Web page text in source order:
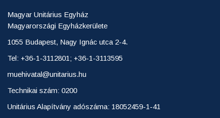
Magyar Unitárius Egyház
Magyarországi Egyházkerülete
1055 Budapest, Nagy Ignác utca 2-4.
Tel: +36-1-3112801; +36-1-3113595
muehivatal@unitarius.hu
Technikai szám: 0200
Unitárius Alapítvány adószáma: 18052459-1-41